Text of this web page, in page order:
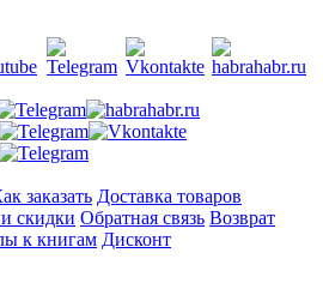
заказать Доставка товаров
скидки Обратная связь Возврат
к книгам Дисконт